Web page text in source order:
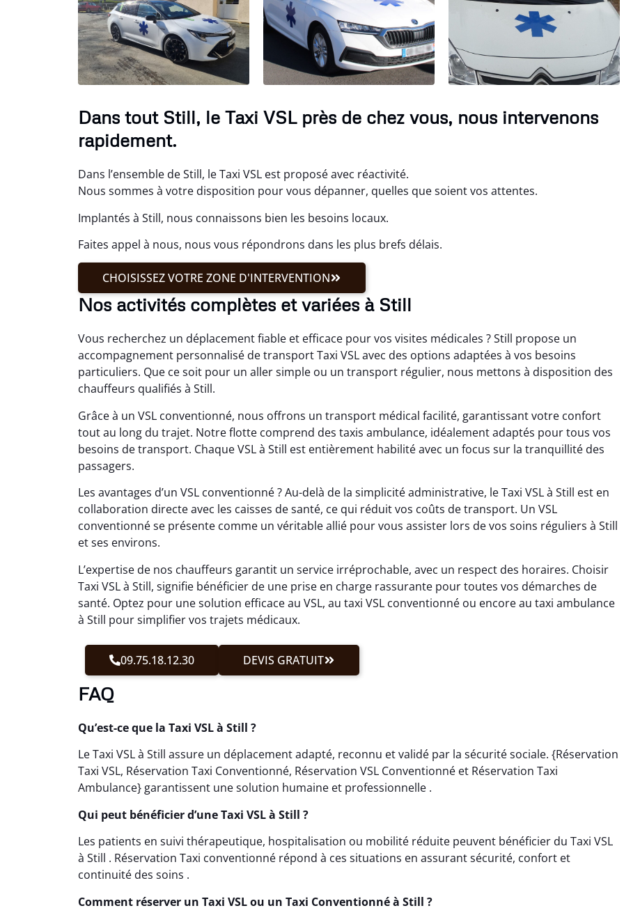
Dans tout Still, le Taxi VSL près de chez vous, nous intervenons
rapidement.
Dans l’ensemble de Still, le Taxi VSL est proposé avec réactivité.
Nous sommes à votre disposition pour vous dépanner, quelles que soient vos attentes.
Implantés à Still, nous connaissons bien les besoins locaux.
Faites appel à nous, nous vous répondrons dans les plus brefs délais.
CHOISISSEZ VOTRE ZONE D'INTERVENTION
Nos activités complètes et variées à Still
Vous recherchez un déplacement fiable et efficace pour vos visites médicales ? Still propose un
accompagnement personnalisé de transport Taxi VSL avec des options adaptées à vos besoins
particuliers. Que ce soit pour un aller simple ou un transport régulier, nous mettons à disposition des
chauffeurs qualifiés à Still.
Grâce à un VSL conventionné, nous offrons un transport médical facilité, garantissant votre confort
tout au long du trajet. Notre flotte comprend des taxis ambulance, idéalement adaptés pour tous vos
besoins de transport. Chaque VSL à Still est entièrement habilité avec un focus sur la tranquillité des
passagers.
Les avantages d’un VSL conventionné ? Au-delà de la simplicité administrative, le Taxi VSL à Still est en
collaboration directe avec les caisses de santé, ce qui réduit vos coûts de transport. Un VSL
conventionné se présente comme un véritable allié pour vous assister lors de vos soins réguliers à Still
et ses environs.
L’expertise de nos chauffeurs garantit un service irréprochable, avec un respect des horaires. Choisir
Taxi VSL à Still, signifie bénéficier de une prise en charge rassurante pour toutes vos démarches de
santé. Optez pour une solution efficace au VSL, au taxi VSL conventionné ou encore au taxi ambulance
à Still pour simplifier vos trajets médicaux.
09.75.18.12.30 DEVIS GRATUIT
FAQ
Qu’est-ce que la Taxi VSL à Still ?
Le Taxi VSL à Still assure un déplacement adapté, reconnu et validé par la sécurité sociale. {Réservation
Taxi VSL, Réservation Taxi Conventionné, Réservation VSL Conventionné et Réservation Taxi
Ambulance} garantissent une solution humaine et professionnelle .
Qui peut bénéficier d’une Taxi VSL à Still ?
Les patients en suivi thérapeutique, hospitalisation ou mobilité réduite peuvent bénéficier du Taxi VSL
à Still . Réservation Taxi conventionné répond à ces situations en assurant sécurité, confort et
continuité des soins .
Comment réserver un Taxi VSL ou un Taxi Conventionné à Still ?